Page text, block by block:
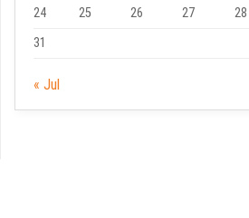
24
25 26 27 28
31
« Jul